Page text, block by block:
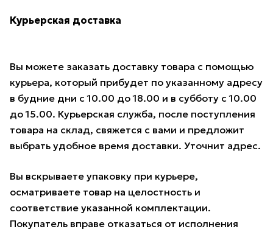
Курьерская доставка
Вы можете заказать доставку товара с помощью
курьера, который прибудет по указанному адресу
в будние дни с 10.00 до 18.00 и в субботу с 10.00
до 15.00. Курьерская служба, после поступления
товара на склад, свяжется с вами и предложит
выбрать удобное время доставки. Уточнит адрес.
Вы вскрываете упаковку при курьере,
осматриваете товар на целостность и
соответствие указанной комплектации.
Покупатель вправе отказаться от исполнения